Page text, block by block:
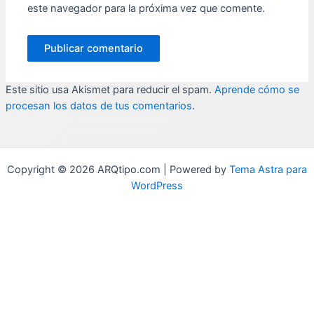
este navegador para la próxima vez que comente.
Este sitio usa Akismet para reducir el spam. Aprende cómo se
procesan los datos de tus comentarios.
Copyright © 2026 ARQtipo.com | Powered by Tema Astra para
WordPress